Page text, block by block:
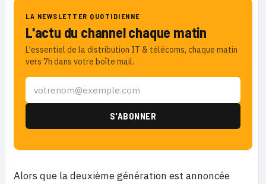
LA NEWSLETTER QUOTIDIENNE
L'actu du channel chaque matin
L'essentiel de la distribution IT & télécoms, chaque matin
vers 7h dans votre boîte mail.
Alors que la deuxième génération est annoncée